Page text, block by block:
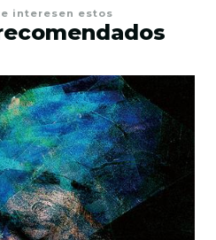
interesen estos